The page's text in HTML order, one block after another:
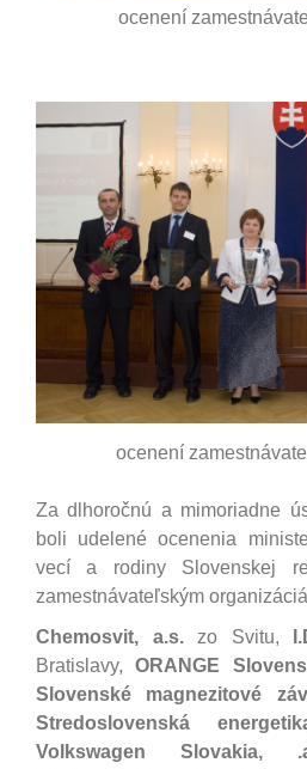
ocenení
ocenení
Za dlhoročnú a mimoriadne
boli udelené ocenenia
vecí a rodiny Slovenskej
zamestnávateľským
Chemosvit, a.s.zo Svitu,
Bratislavy,ORANGE
Slovenské magnezitové
Stredoslovenská
Volkswagen Slovakia,